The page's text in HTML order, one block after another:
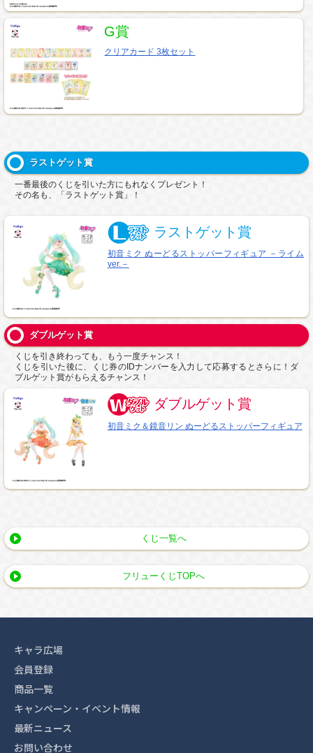
G賞
クリアカード 3枚セット
ラストゲット賞
一番最後のくじを引いた方にもれなくプレゼント！
その名も、「ラストゲット賞」！
ラストゲット賞
初音ミク ぬーどるストッパーフィギュア －ライム
ver.－
ダブルゲット賞
くじを引き終わっても、もう一度チャンス！
くじを引いた後に、くじ券のIDナンバーを入力して応募するとさらに！ダ
ブルゲット賞がもらえるチャンス！
ダブルゲット賞
初音ミク＆鏡音リン ぬーどるストッパーフィギュア
くじ一覧へ
フリューくじTOPへ
キャラ広場
会員登録
商品一覧
キャンペーン・イベント情報
最新ニュース
お問い合わせ